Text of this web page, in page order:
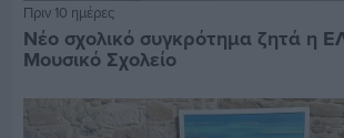
Πριν 10 ημέρες
Νέο σχολικό συγκρότημα ζητά η
Μουσικό Σχολείο